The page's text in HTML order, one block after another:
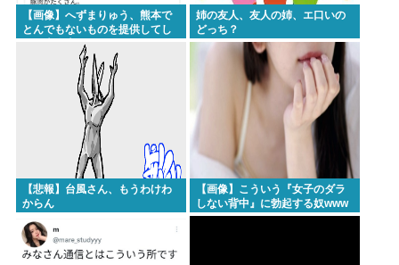
【画像】へずまりゅう、熊本で
とんでもないものを提供してし
まい大炎上wwwこれはとんでも
姉の友人、友人の姉、エ口いの
どっち？
【悲報】台風さん、もうわけわ
からん
【画像】こういう『女子のダラ
しない背中』に勃起する奴www